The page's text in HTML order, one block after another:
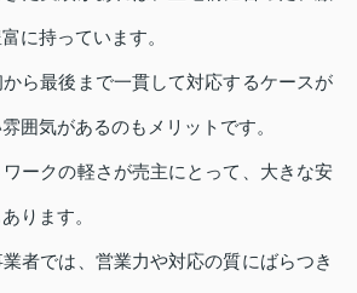
に持っています。
ら最後まで一貫して対応するケースが
囲気があるのもメリットです。
ークの軽さが売主にとって、大きな安
ります。
者では、営業力や対応の質にばらつき